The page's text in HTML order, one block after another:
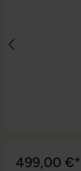
499,00 €*